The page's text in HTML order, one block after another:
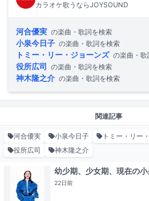
カラオケ歌うならJOYSOUND
河合優実 の楽曲・歌詞を検索
小泉今日子 の楽曲・歌詞を検索
トミー・リー・ジョーンズ の楽曲・歌
役所広司 の楽曲・歌詞を検索
神木隆之介 の楽曲・歌詞を検索
関連記事
河合優実 小泉今日子
トミー・リー
役所広司
神木隆之介
幼少期、少女期、現在の
22日前